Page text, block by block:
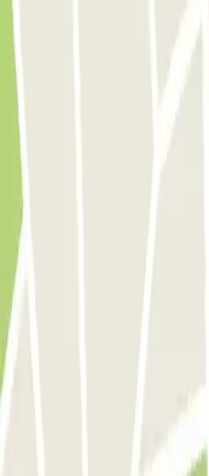
(BCN)
El Prat
i